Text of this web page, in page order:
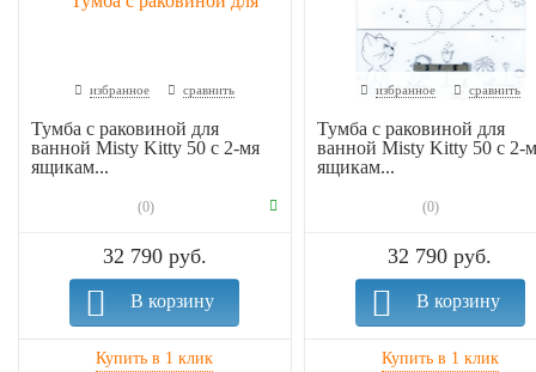
избранное сравнить
Тумба с раковиной для
ванной Misty Kitty 50 с 2-мя
ящикам...
(0)
32 790 руб.
В корзину
избранное сравнить
Тумба с раковиной для
ванной Misty Kitty 50 с 2-
ящикам...
(0)
32 790 руб.
В корзину